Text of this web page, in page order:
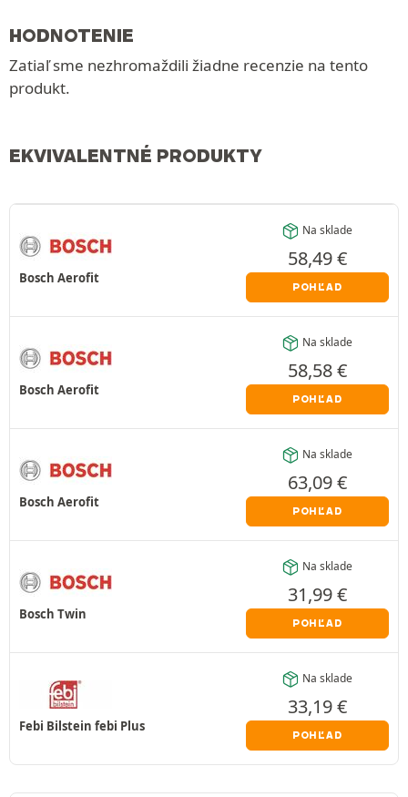
HODNOTENIE
Zatiaľ sme nezhromaždili žiadne recenzie na tento
produkt.
EKVIVALENTNÉ PRODUKTY
Bosch Aerofit
Na sklade
58,49€
POHĽAD
Bosch Aerofit
Na sklade
58,58€
POHĽAD
Bosch Aerofit
Na sklade
63,09€
POHĽAD
Bosch Twin
Na sklade
31,99€
POHĽAD
Febi Bilstein febi Plus
Na sklade
33,19€
POHĽAD